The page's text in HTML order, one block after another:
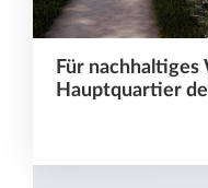
Für nachhaltiges
Hauptquartier